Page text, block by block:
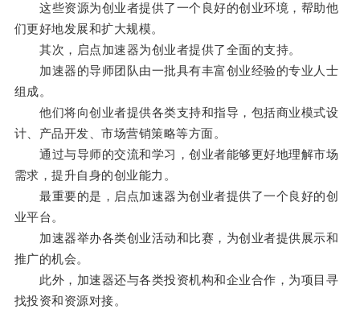
这些资源为创业者提供了一个良好的创业环境，帮助他
们更好地发展和扩大规模。
其次，启点加速器为创业者提供了全面的支持。
加速器的导师团队由一批具有丰富创业经验的专业人士
组成。
他们将向创业者提供各类支持和指导，包括商业模式设
计、产品开发、市场营销策略等方面。
通过与导师的交流和学习，创业者能够更好地理解市场
需求，提升自身的创业能力。
最重要的是，启点加速器为创业者提供了一个良好的创
业平台。
加速器举办各类创业活动和比赛，为创业者提供展示和
推广的机会。
此外，加速器还与各类投资机构和企业合作，为项目寻
找投资和资源对接。